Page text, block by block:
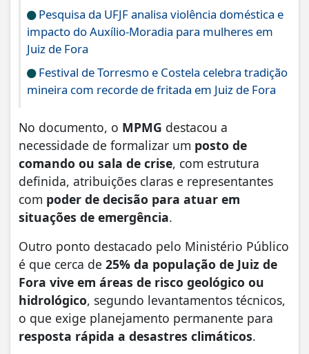
Pesquisa da UFJF analisa violência doméstica e
impacto do Auxílio-Moradia para mulheres em
Juiz de Fora
Festival de Torresmo e Costela celebra tradição
mineira com recorde de fritada em Juiz de Fora
No documento, o MPMG destacou a
necessidade de formalizar um posto de
comando ou sala de crise, com estrutura
definida, atribuições claras e representantes
com poder de decisão para atuar em
situações de emergência.
Outro ponto destacado pelo Ministério Público
é que cerca de 25% da população de Juiz de
Fora vive em áreas de risco geológico ou
hidrológico, segundo levantamentos técnicos,
o que exige planejamento permanente para
resposta rápida a desastres climáticos.